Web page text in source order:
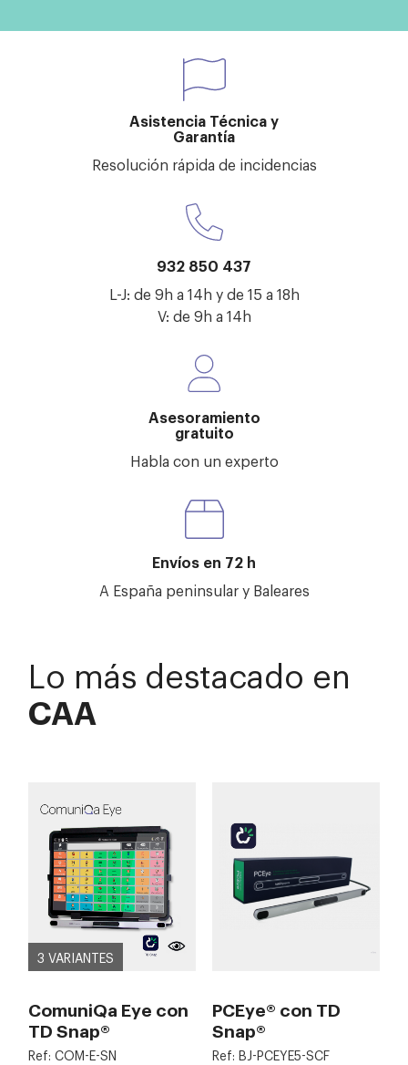
Asistencia Técnica y
Garantía
Resolución rápida de incidencias
932 850 437
L-J: de 9h a 14h y de 15 a 18h
V: de 9h a 14h
Asesoramiento
gratuito
Habla con un experto
Envíos en 72 h
A España peninsular y Baleares
Lo más destacado en
CAA
3 VARIANTES
ComuniQa Eye con
TD Snap®
Ref: COM-E-SN
PCEye® con TD
Snap®
Ref: BJ-PCEYE5-SCF